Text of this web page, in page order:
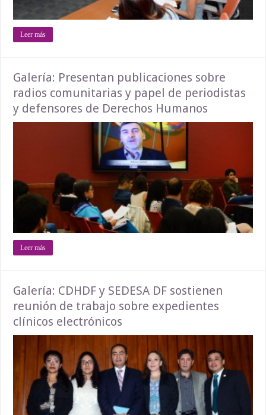
Leer más
Galería: Presentan publicaciones sobre
radios comunitarias y papel de periodistas
y defensores de Derechos Humanos
Leer más
Galería: CDHDF y SEDESA DF sostienen
reunión de trabajo sobre expedientes
clínicos electrónicos